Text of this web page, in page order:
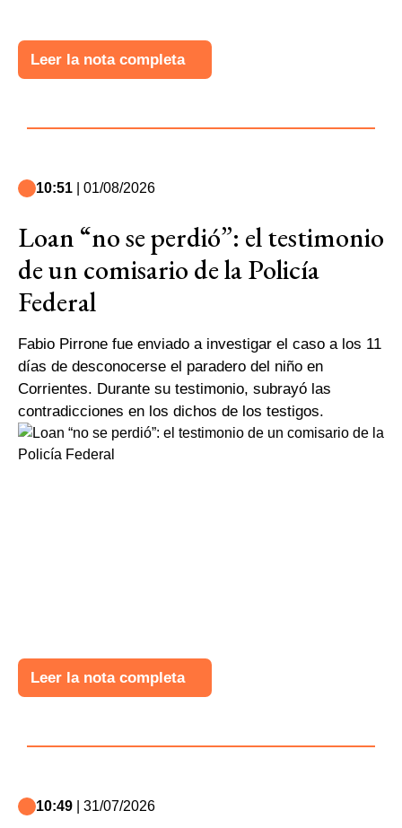
Leer la nota completa
10:51 | 01/08/2026
Loan “no se perdió”: el testimonio
de un comisario de la Policía
Federal
Fabio Pirrone fue enviado a investigar el caso a los 11
días de desconocerse el paradero del niño en
Corrientes. Durante su testimonio, subrayó las
contradicciones en los dichos de los testigos.
Leer la nota completa
10:49 | 31/07/2026